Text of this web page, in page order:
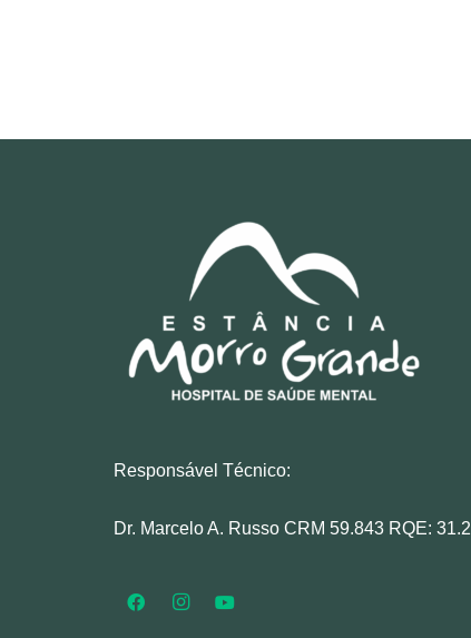
Responsável Técnico:
Dr. Marcelo A. Russo CRM 59.843 RQE: